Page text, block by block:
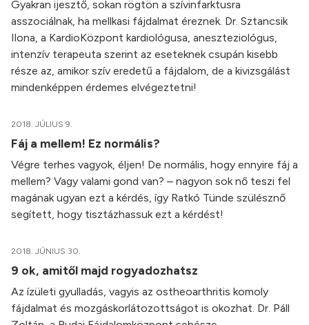
Gyakran ijesztő, sokan rögtön a szívinfarktusra
asszociálnak, ha mellkasi fájdalmat éreznek. Dr. Sztancsik
Ilona, a KardioKözpont kardiológusa, aneszteziológus,
intenzív terapeuta szerint az eseteknek csupán kisebb
része az, amikor szív eredetű a fájdalom, de a kivizsgálást
mindenképpen érdemes elvégeztetni!
2018. JÚLIUS 9.
Fáj a mellem! Ez normális?
Végre terhes vagyok, éljen! De normális, hogy ennyire fáj a
mellem? Vagy valami gond van? – nagyon sok nő teszi fel
magának ugyan ezt a kérdés, így Ratkó Tünde szülésznő
segített, hogy tisztázhassuk ezt a kérdést!
2018. JÚNIUS 30.
9 ok, amitől majd rogyadozhatsz
Az ízületi gyulladás, vagyis az ostheoarthritis komoly
fájdalmat és mozgáskorlátozottságot is okozhat. Dr. Páll